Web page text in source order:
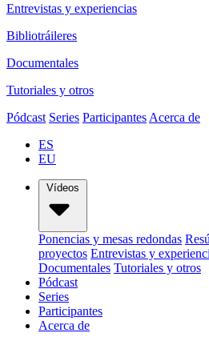
Entrevistas y experiencias
Bibliotráileres
Documentales
Tutoriales y otros
Pódcast Series Participantes Acerca de
ES
EU
Vídeos
Ponencias y mesas redondas
proyectos Entrevistas y
Documentales Tutoriales y otros
Pódcast
Series
Participantes
Acerca de